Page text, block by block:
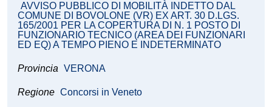
AVVISO PUBBLICO DI MOBILITÀ INDETTO DAL
COMUNE DI BOVOLONE (VR) EX ART. 30 D.LGS.
165/2001 PER LA COPERTURA DI N. 1 POSTO DI
FUNZIONARIO TECNICO (AREA DEI FUNZIONARI
ED EQ) A TEMPO PIENO E INDETERMINATO
Provincia VERONA
Regione Concorsi in Veneto